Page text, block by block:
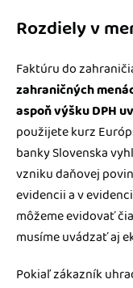
Rozdiely v
Faktúru do
zahraničných
aspoň výšku DPH
použijete kurz
banky Slovenska
vzniku daňovej
evidencii a v
môžeme evidovať
musíme uvádzať aj
Pokiaľ zákazník